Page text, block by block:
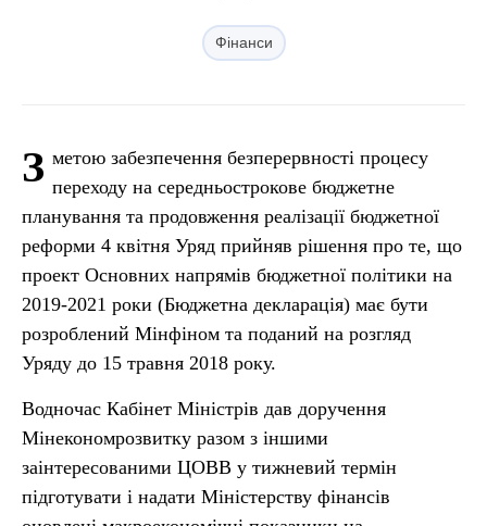
Фінанси
З метою забезпечення безперервності процесу
переходу на середньострокове бюджетне
планування та продовження реалізації бюджетної
реформи 4 квітня Уряд прийняв рішення про те, що
проект Основних напрямів бюджетної політики на
2019-2021 роки (Бюджетна декларація) має бути
розроблений Мінфіном та поданий на розгляд
Уряду до 15 травня 2018 року.
Водночас Кабінет Міністрів дав доручення
Мінекономрозвитку разом з іншими
заінтересованими ЦОВВ у тижневий термін
підготувати і надати Міністерству фінансів